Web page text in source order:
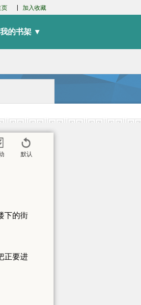
页 加入收藏
我的书架 ▼
默认
下的街
正要进